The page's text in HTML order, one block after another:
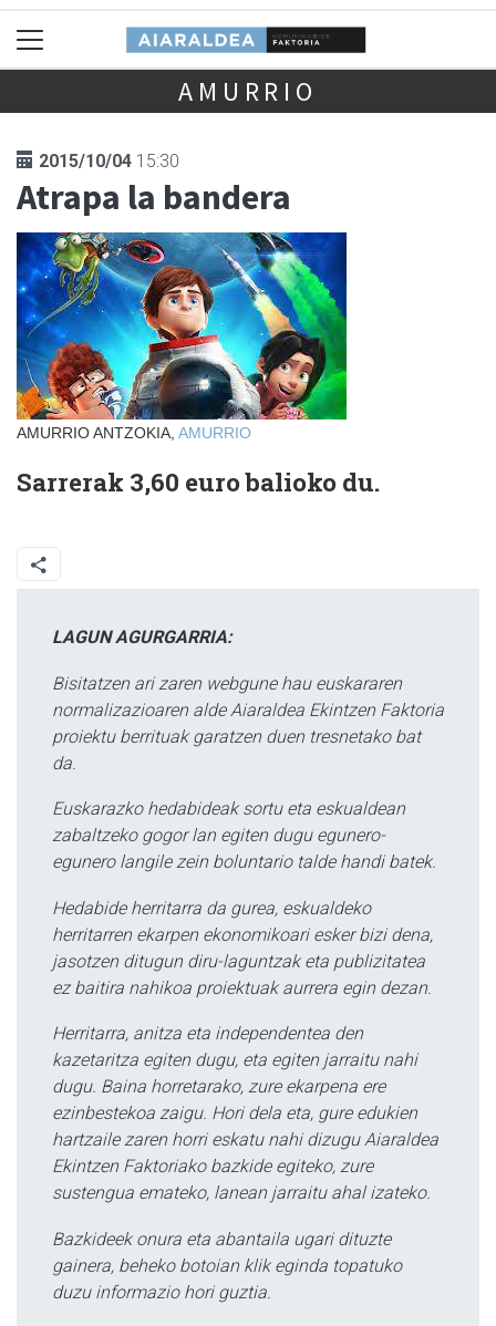
AMURRIO
2015/10/04 15:30
Atrapa la bandera
AMURRIO ANTZOKIA, AMURRIO
Sarrerak 3,60 euro balioko du.
LAGUN AGURGARRIA:
Bisitatzen ari zaren webgune hau euskararen
normalizazioaren alde Aiaraldea Ekintzen Faktoria
proiektu berrituak garatzen duen tresnetako bat
da.
Euskarazko hedabideak sortu eta eskualdean
zabaltzeko gogor lan egiten dugu egunero-
egunero langile zein boluntario talde handi batek.
Hedabide herritarra da gurea, eskualdeko
herritarren ekarpen ekonomikoari esker bizi dena,
jasotzen ditugun diru-laguntzak eta publizitatea
ez baitira nahikoa proiektuak aurrera egin dezan.
Herritarra, anitza eta independentea den
kazetaritza egiten dugu, eta egiten jarraitu nahi
dugu. Baina horretarako, zure ekarpena ere
ezinbestekoa zaigu. Hori dela eta, gure edukien
hartzaile zaren horri eskatu nahi dizugu Aiaraldea
Ekintzen Faktoriako bazkide egiteko, zure
sustengua emateko, lanean jarraitu ahal izateko.
Bazkideek onura eta abantaila ugari dituzte
gainera, beheko botoian klik eginda topatuko
duzu informazio hori guztia.